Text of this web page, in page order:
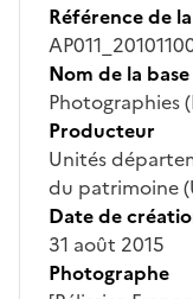
Référence de
Nom de la base
Photographies
Producteur
Unités
du patrimoine
Date de
31 août 2015
Photographe